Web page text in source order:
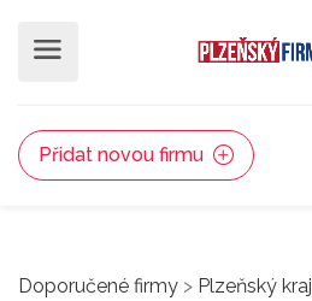
Přidat novou firmu
Doporučené firmy > Plzeňský kraj